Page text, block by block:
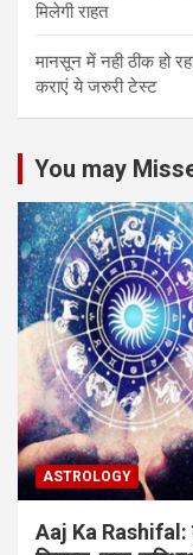
मिलेगी राहत
मानसून में नही ठीक हो
कराएं ये जरुरी टेस्ट
You may
ASTROLOGY
Aaj Ka Rashifal: